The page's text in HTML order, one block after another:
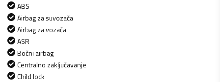
ABS
Airbag za suvozača
Airbag za vozača
ASR
Bočni airbag
Centralno zaključavanje
Child lock